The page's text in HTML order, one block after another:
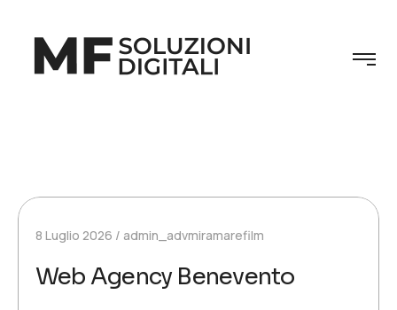
8 Luglio 2026 admin_advmiramarefilm
Web Agency Benevento